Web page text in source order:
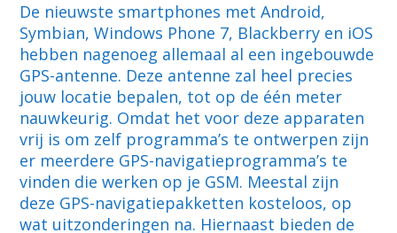
De nieuwste smartphones met Android,
Symbian, Windows Phone 7, Blackberry en iOS
hebben nagenoeg allemaal al een ingebouwde
GPS-antenne. Deze antenne zal heel precies
jouw locatie bepalen, tot op de één meter
nauwkeurig. Omdat het voor deze apparaten
vrij is om zelf programma’s te ontwerpen zijn
er meerdere GPS-navigatieprogramma’s te
vinden die werken op je GSM. Meestal zijn
deze GPS-navigatiepakketten kosteloos, op
wat uitzonderingen na. Hiernaast bieden de